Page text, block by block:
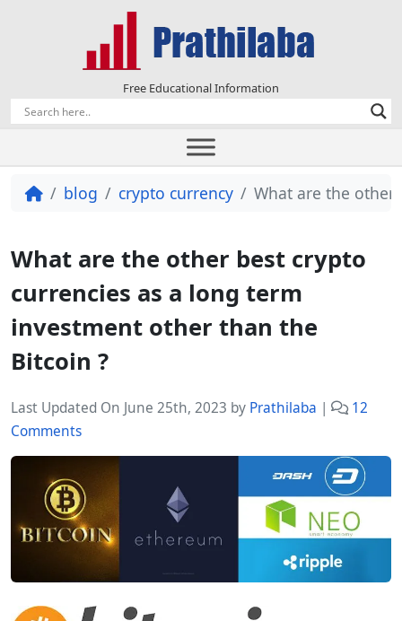
Free Educational Information
blog crypto currency What are the other
What are the other best crypto
currencies as a long term
investment other than the
Bitcoin ?
Last Updated On June 25th, 2023 by Prathilaba |
12
Commentso
h
a
t
t